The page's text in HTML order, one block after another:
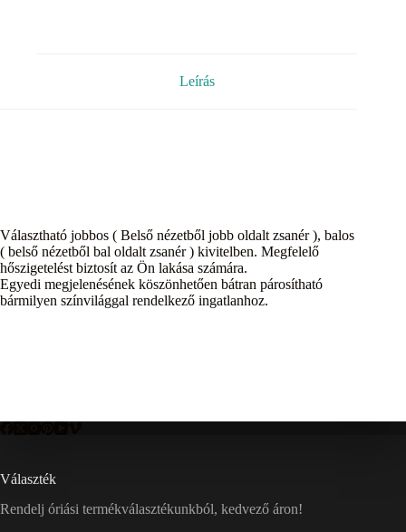
Leírás
Választható jobbos ( Belső nézetből jobb oldalt zsanér ), balos
( belső nézetből bal oldalt zsanér ) kivitelben. Megfelelő
hőszigetelést biztosít az Ön lakása számára.
Egyedi megjelenésének köszönhetően bátran párosítható
bármilyen színvilággal rendelkező ingatlanhoz.
Választék
Rendelj óriási termékválasztékunkból, kedvező áron!